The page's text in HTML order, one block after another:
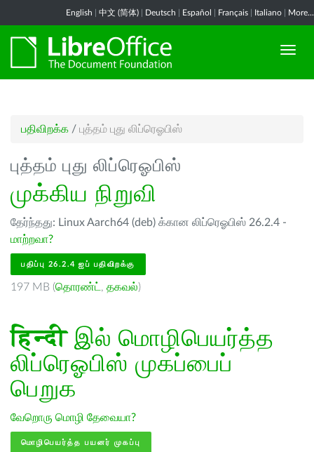
English 中文 (简体) Deutsch Español Français Italiano More...
பதிவிறக்க / புத்தம் புது லிப்ரெஓபிஸ்
புத்தம் புது லிப்ரெஓபிஸ்
முக்கிய நிறுவி
தேர்ந்தது: Linux Aarch64 (deb) க்கான லிப்ரெஓபிஸ் 26.2.4 -
மாற்றவா?
பதிப்பு 26.2.4 ஐப் பதிவிறக்கு
197 MB (தொரண்ட் , தகவல்)
हिन्दीஇல் மொழிபெயர்த்த
லிப்ரெஓபிஸ் முகப்பைப்
பெறுக
வேறொரு மொழி தேவையா?
மொழிபெயர்த்த பயனர் முகப்பு